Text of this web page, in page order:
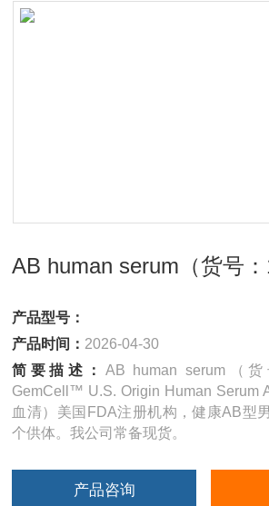
AB human serum（货号：
产品型号：
产品时间： 2026-04-30
简要描述： AB human serum（
GemCell™ U.S. Origin Human Serum
血清）美国FDA注册机构，健康AB型
个供体。我公司常备现货。
产品咨询